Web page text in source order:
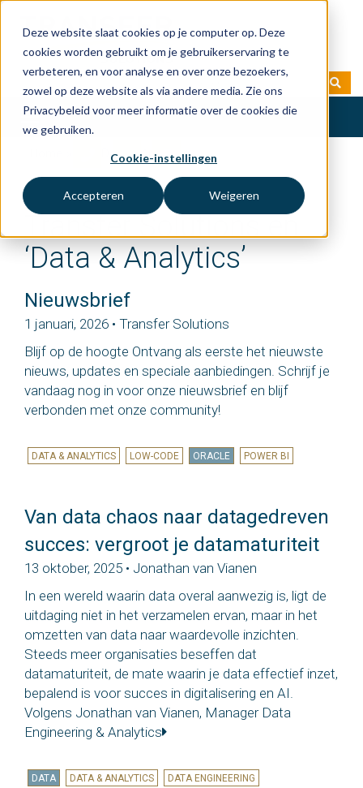
Deze website slaat cookies op je computer op. Deze
cookies worden gebruikt om je gebruikerservaring te
verbeteren, en voor analyse en over onze bezoekers,
zowel op deze website als via andere media. Zie ons
Privacybeleid voor meer informatie over de cookies die
we gebruiken.
Cookie-instellingen
Accepteren Weigeren
Toggle
navigation
» Tag: Data & Analytics
‘Data & Analytics’
Nieuwsbrief
1 januari, 2026 • Transfer Solutions
Blijf op de hoogte Ontvang als eerste het nieuwste
nieuws, updates en speciale aanbiedingen. Schrijf je
vandaag nog in voor onze nieuwsbrief en blijf
verbonden met onze community!
DATA & ANALYTICS LOW-CODE ORACLE POWER BI
Van data chaos naar datagedreven
succes: vergroot je datamaturiteit
13 oktober, 2025 • Jonathan van Vianen
In een wereld waarin data overal aanwezig is, ligt de
uitdaging niet in het verzamelen ervan, maar in het
omzetten van data naar waardevolle inzichten.
Steeds meer organisaties beseffen dat
datamaturiteit, de mate waarin je data effectief inzet,
bepalend is voor succes in digitalisering en AI.
Volgens Jonathan van Vianen, Manager Data
Engineering & Analytics
DATA DATA & ANALYTICS DATA ENGINEERING